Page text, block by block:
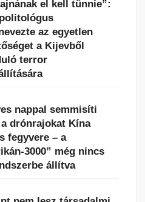
el kell tűnnie”:
az egyetlen
a Kijevből
terror
nappal semmisíti
a drónrajokat Kína
fegyvere – a
3000” még nincs
állítva